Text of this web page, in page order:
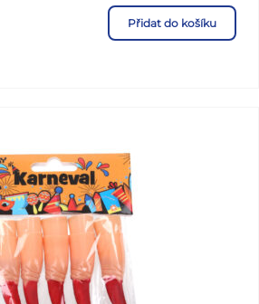
Přidat do košíku